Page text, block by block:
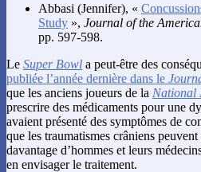
Abbasi (Jennifer), «
Study », Journal of the
pp. 597-598.
Le Super Bowl a peut-être des
publiée l’année dernière dans le
que les anciens joueurs de la National
prescrire des médicaments pour une
avaient présenté des symptômes de
que les traumatismes crâniens
davantage d’hommes et leurs
en envisager le traitement.